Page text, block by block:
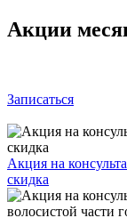
Акции
Записаться
Акция на
скидка